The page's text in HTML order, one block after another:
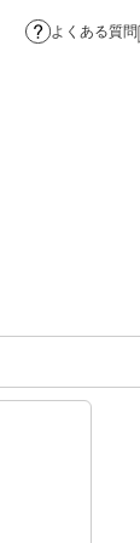
よくある質問